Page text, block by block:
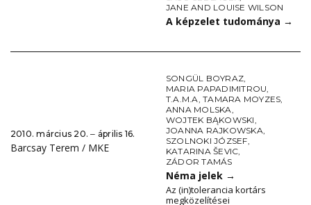
JANE AND LOUISE WILSON
A képzelet tudománya →
2010. március 20. ‒ április 16.
Barcsay Terem / MKE
SONGÜL BOYRAZ,
MARIA PAPADIMITROU,
T.A.M.A,TAMARA MOYZES,
ANNA MOLSKA,
WOJTEK BĄKOWSKI,
JOANNA RAJKOWSKA,
SZOLNOKI JÓZSEF,
KATARINA ŠEVIC,
ZÁDOR TAMÁS
Néma jelek →
Az (in)tolerancia kortárs
megközelítései